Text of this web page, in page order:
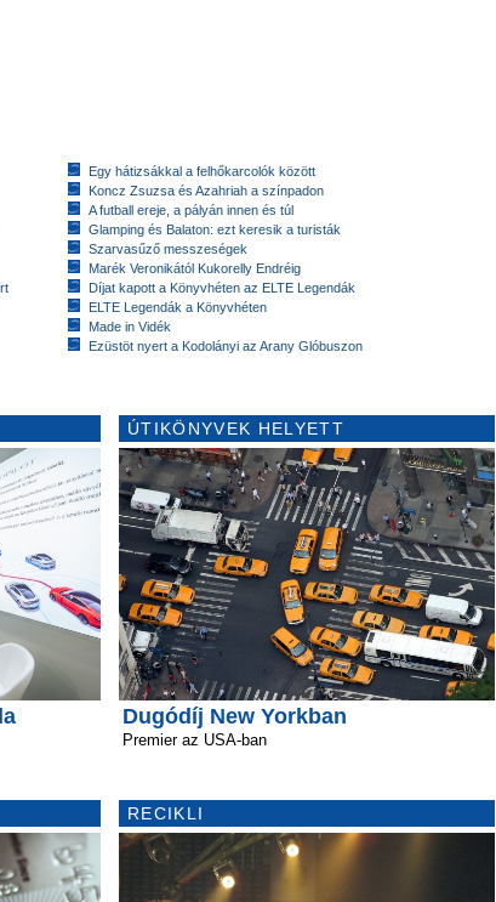
Egy hátizsákkal a felhőkarcolók között
Koncz Zsuzsa és Azahriah a színpadon
A futball ereje, a pályán innen és túl
Glamping és Balaton: ezt keresik a turisták
Szarvasűző messzeségek
Marék Veronikától Kukorelly Endréig
Díjat kapott a Könyvhéten az ELTE Legendák
ELTE Legendák a Könyvhéten
Made in Vidék
Ezüstöt nyert a Kodolányi az Arany Glóbuszon
ÚTIKÖNYVEK HELYETT
Dugódíj New Yorkban
Premier az USA-ban
RECIKLI